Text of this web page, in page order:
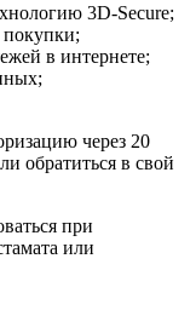
3D-Secure;
покупки;
в интернете;
через 20
обратиться в свой
при
или